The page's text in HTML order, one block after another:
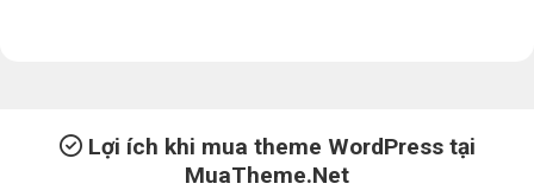
Lợi ích khi mua theme WordPress tại
MuaTheme.Net